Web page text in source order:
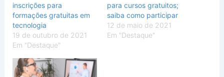
inscrições para
formações gratuitas em
tecnologia
19 de outubro de 2021
Em "Destaque"
para cursos gratuitos;
saiba como participar
12 de maio de 2021
Em "Destaque"